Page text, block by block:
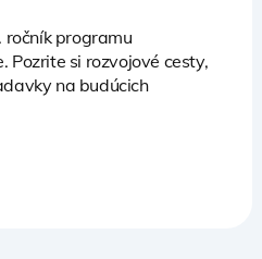
ročník programu
Pozrite si rozvojové cesty,
na budúcich